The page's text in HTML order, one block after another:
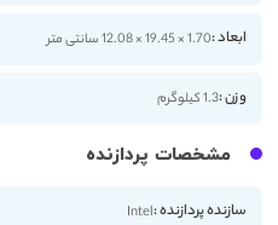
ابعاد :1.70 × 19.45 × 12.08 سانتی متر
وزن :1.3 کیلوگرم
مشخصات پردازنده
سازنده پردازنده :Intel